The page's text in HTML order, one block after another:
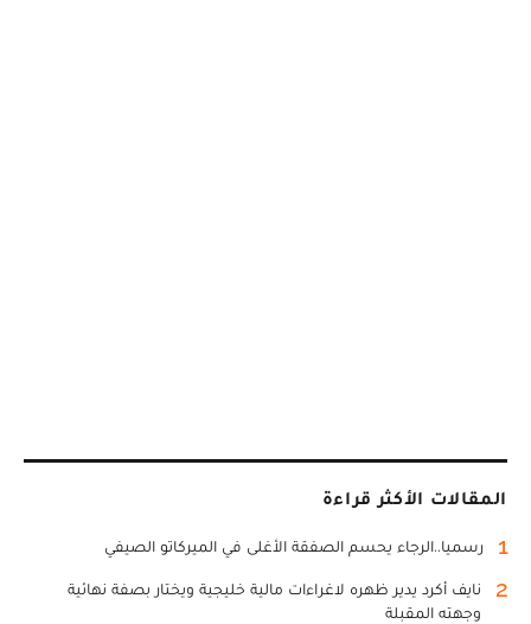
المقالات الأكثر قراءة
1 رسميا..الرجاء يحسم الصفقة الأغلى في الميركاتو الصيفي
2
نايف أكرد يدير ظهره لاغراءات مالية خليجية ويختار بصفة نهائية
وجهته المقبلة